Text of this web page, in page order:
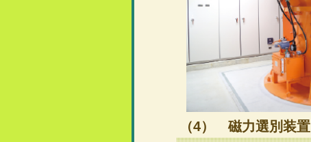
（4） 磁力選別装置